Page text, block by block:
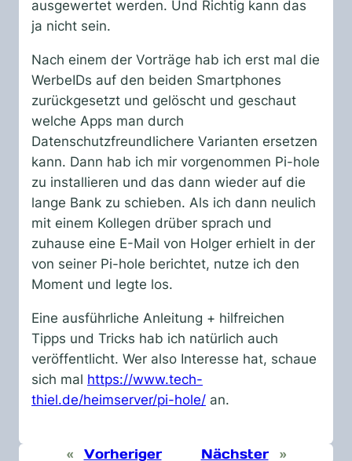
ausgewertet werden. Und Richtig kann das
ja nicht sein.
Nach einem der Vorträge hab ich erst mal die
WerbeIDs auf den beiden Smartphones
zurückgesetzt und gelöscht und geschaut
welche Apps man durch
Datenschutzfreundlichere Varianten ersetzen
kann. Dann hab ich mir vorgenommen Pi-hole
zu installieren und das dann wieder auf die
lange Bank zu schieben. Als ich dann neulich
mit einem Kollegen drüber sprach und
zuhause eine E-Mail von Holger erhielt in der
von seiner Pi-hole berichtet, nutze ich den
Moment und legte los.
Eine ausführliche Anleitung + hilfreichen
Tipps und Tricks hab ich natürlich auch
veröffentlicht. Wer also Interesse hat, schaue
sich mal https://www.tech-
thiel.de/heimserver/pi-hole/ an.
« Vorheriger Nächster »